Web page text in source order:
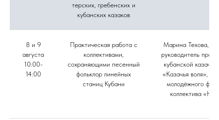
терских, гребенских и
кубанских казаков
8 и 9
августа
10:00-
14:00
Практическая работа с
коллективами,
сохраняющими песенный
фольклор линейных
станиц Кубани
Марина Техова,
руководитель
кубанской
«Казачья воля»,
молодёжного
коллектива